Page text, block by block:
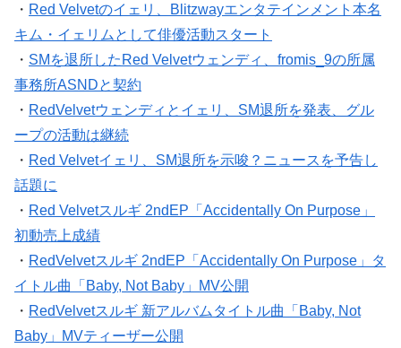
・ Red Velvetのイェリ、Blitzwayエンタテインメント本名
キム・イェリムとして俳優活動スタート
・ SMを退所したRed Velvetウェンディ、fromis_9の所属
事務所ASNDと契約
・ RedVelvetウェンディとイェリ、SM退所を発表、グル
ープの活動は継続
・ Red Velvetイェリ、SM退所を示唆？ニュースを予告し
話題に
・ Red Velvetスルギ 2ndEP「Accidentally On Purpose」
初動売上成績
・ RedVelvetスルギ 2ndEP「Accidentally On Purpose」タ
イトル曲「Baby, Not Baby」MV公開
・ RedVelvetスルギ 新アルバムタイトル曲「Baby, Not
Baby」MVティーザー公開